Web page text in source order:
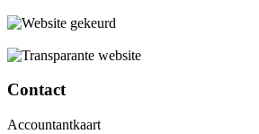
Contact
Accountantkaart